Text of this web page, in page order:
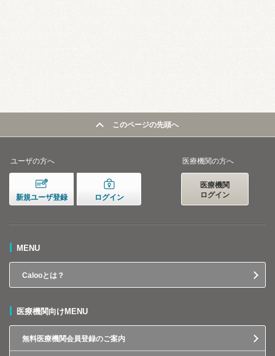
このページの先頭へ
ユーザの方へ
新規ユーザ登録 ログイン
医療機関の方へ
医療機関
ログイン
MENU
Calooとは？
医療機関向けMENU
無料医療機関会員登録のご案内